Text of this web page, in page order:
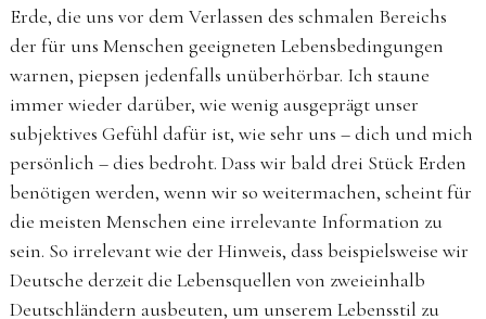
Erde, die uns vor dem Verlassen des schmalen Bereichs
der für uns Menschen geeigneten Lebensbedingungen
warnen, piepsen jedenfalls unüberhörbar. Ich staune
immer wieder darüber, wie wenig ausgeprägt unser
subjektives Gefühl dafür ist, wie sehr uns – dich und mich
persönlich – dies bedroht. Dass wir bald drei Stück Erden
benötigen werden, wenn wir so weitermachen, scheint für
die meisten Menschen eine irrelevante Information zu
sein. So irrelevant wie der Hinweis, dass beispielsweise wir
Deutsche derzeit die Lebensquellen von zweieinhalb
Deutschländern ausbeuten, um unserem Lebensstil zu